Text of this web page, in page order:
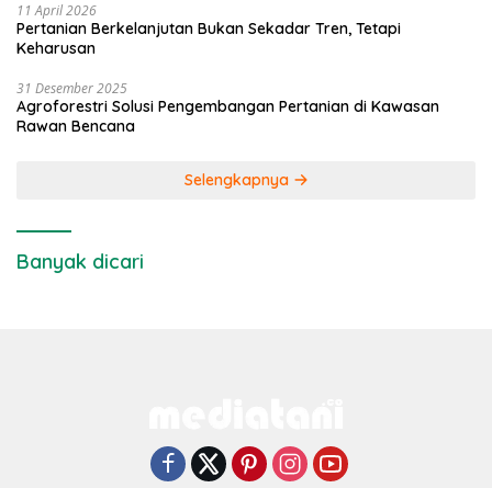
11 April 2026
Pertanian Berkelanjutan Bukan Sekadar Tren, Tetapi
Keharusan
31 Desember 2025
Agroforestri Solusi Pengembangan Pertanian di Kawasan
Rawan Bencana
Selengkapnya
Banyak dicari